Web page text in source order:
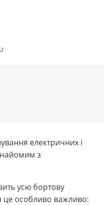
електричних і
з
усю бортову
це особливо важливо: